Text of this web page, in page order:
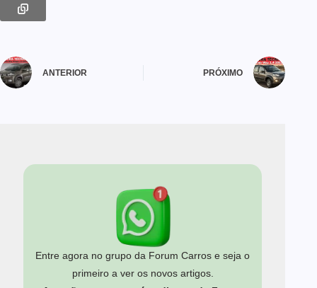
ANTERIOR PRÓXIMO
Entre agora no grupo da Forum Carros e seja o
primeiro a ver os novos artigos.